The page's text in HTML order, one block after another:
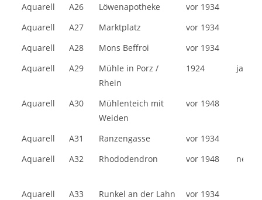
Aquarell A26 Löwenapotheke
vor 1934
Aquarell
A27 Marktplatz
vor 1934
Aquarell
A28 Mons Beffroi
vor 1934
Aquarell
A29
Mühle in Porz /
Rhein
1924 ja
Aquarell A30
Mühlenteich mit
Weiden
vor 1948
Aquarell A31 Ranzengasse
vor 1934
Aquarell
A32 Rhododendron vor 1948 nein
Aquarell A33 Runkel an der Lahn
vor 1934